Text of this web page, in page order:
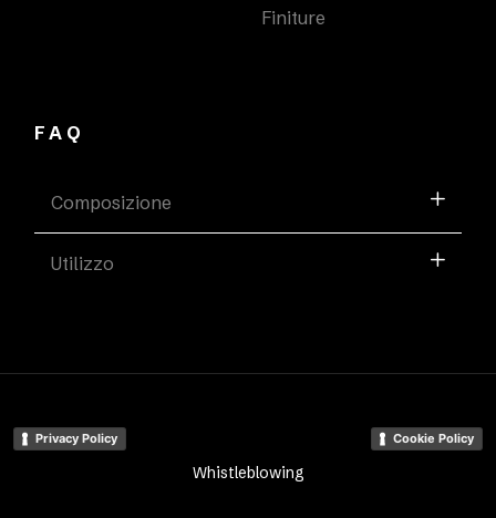
Finiture
FAQ
Composizione
Utilizzo
Privacy Policy Cookie Policy
Whistleblowing